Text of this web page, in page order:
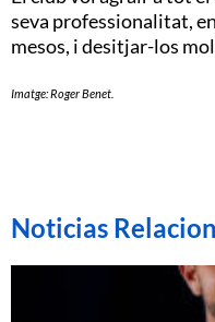
seva professionalitat,
mesos, i desitjar-los
Imatge: Roger Benet.
Noticias